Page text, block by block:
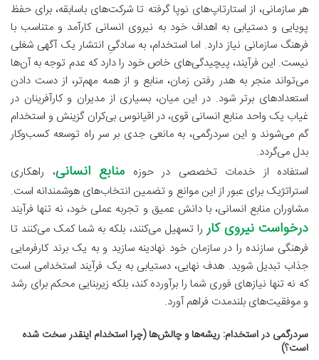
هر سازمانی، از استارتاپ‌های نوپا گرفته تا شرکت‌های باسابقه، برای حفظ
پویایی و دستیابی به اهداف خود به نیروی انسانی کارآمد و متناسب با
فرهنگ سازمانی نیاز دارد. اما استخدام، به سادگیِ انتشار یک آگهی شغلی
نیست. این فرآیند، پیچیدگی‌های خاص خود را دارد که عدم توجه به آن‌ها
می‌تواند منجر به هدر رفتن زمان، منابع و از همه مهم‌تر، از دست دادن
استعدادهای برتر شود. در این میان، بسیاری از مدیران و کارآفرینان در
غیاب یک واحد منابع انسانی قوی، در اقیانوس بی‌کران گزینش و استخدام
گم می‌شوند و این سردرگمی، به مانعی جدی بر سر راه توسعه کسب‌وکار
بدل می‌گردد.
استفاده از خدمات تخصصی در حوزه منابع انسانی، راهکاری
استراتژیک برای عبور از این موانع و تضمین انتخاب‌های هوشمندانه است.
مشاوران منابع انسانی، با دانش عمیق و تجربه عملی خود، نه تنها فرآیند
درخواست نیروی کاررا تسهیل می‌کنند، بلکه به شما کمک می‌کنند تا
فرهنگی سازنده را در سازمان خود نهادینه سازید و به یک برند کارفرمایی
جذاب تبدیل شوید. هدف نهایی، دستیابی به یک فرآیند استخدامی است
که نه تنها نیازهای فوری شما را برآورده کند، بلکه زیربنایی محکم برای رشد
و موفقیت‌های بلندمدت فراهم آورد.
سردرگمی در استخدام: ریشه‌ها و چالش‌ها (چرا استخدام اینقدر سخت شده
است؟)